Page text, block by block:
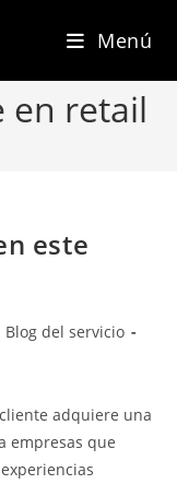
Menú
en retail
este
Blog del servicio
adquiere una
empresas que